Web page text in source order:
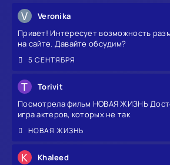
V Veronika
Привет! Интересует возможность
на сайте. Давайте обсудим?
5 СЕНТЯБРЯ
T Torivit
Посмотрела фильм НОВАЯ ЖИЗНЬ
игра актеров, которых не так
НОВАЯ ЖИЗНЬ
K Khaleed